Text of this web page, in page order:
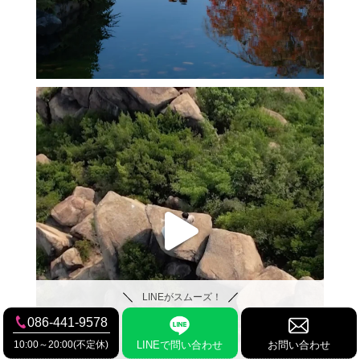
LINEがスムーズ！
086-441-9578
10:00～20:00(不定休) LINEで問い合わせ お問い合わせ